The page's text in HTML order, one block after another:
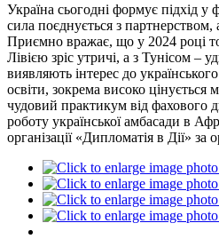
Україна сьогодні формує підхід у
сила поєднується з
Приємно вражає, що у 2024 році
Лівією зріс утричі, а з Тунісом –
виявляють інтерес до
освіти, зокрема високо цінується
чудовий практикум від фахового
роботу української амбасади в
організації «Дипломатія в Дії» за